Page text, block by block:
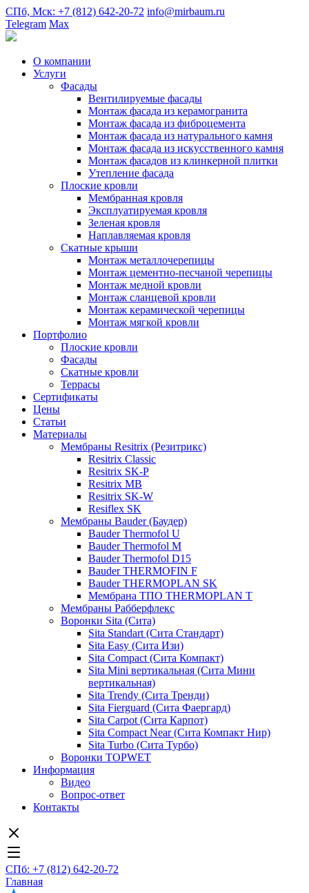
СПб, Мск: +7 (812) 642-20-72 info@mirbaum.ru
Telegram Max
О компании
Услуги
Фасады
Вентилируемые фасады
Монтаж фасада из керамогранита
Монтаж фасада из фиброцемента
Монтаж фасада из натурального камня
Монтаж фасада из искусственного камня
Монтаж фасадов из клинкерной плитки
Утепление фасада
Плоские кровли
Мембранная кровля
Эксплуатируемая кровля
Зеленая кровля
Наплавляемая кровля
Скатные крыши
Монтаж металлочерепицы
Монтаж цементно-песчаной черепицы
Монтаж медной кровли
Монтаж сланцевой кровли
Монтаж керамической черепицы
Монтаж мягкой кровли
Портфолио
Плоские кровли
Фасады
Скатные кровли
Террасы
Сертификаты
Цены
Статьи
Материалы
Мембраны Resitrix (Резитрикс)
Resitrix Classic
Resitrix SK-P
Resitrix MB
Resitrix SK-W
Resiflex SK
Мембраны Bauder (Баудер)
Bauder Thermofol U
Bauder Thermofol M
Bauder Thermofol D15
Bauder THERMOFIN F
Bauder THERMOPLAN SK
Мембрана ТПО THERMOPLAN T
Мембраны Рабберфлекс
Воронки Sita (Сита)
Sita Standart (Сита Стандарт)
Sita Easy (Сита Изи)
Sita Compact (Сита Компакт)
Sita Mini вертикальная (Сита Мини
вертикальная)
Sita Trendy (Сита Тренди)
Sita Fierguard (Сита Фаергард)
Sita Carpot (Сита Карпот)
Sita Compact Near (Сита Компакт Нир)
Sita Turbo (Сита Турбо)
Воронки TOPWET
Информация
Видео
Вопрос-ответ
Контакты
СПб: +7 (812) 642-20-72
Главная